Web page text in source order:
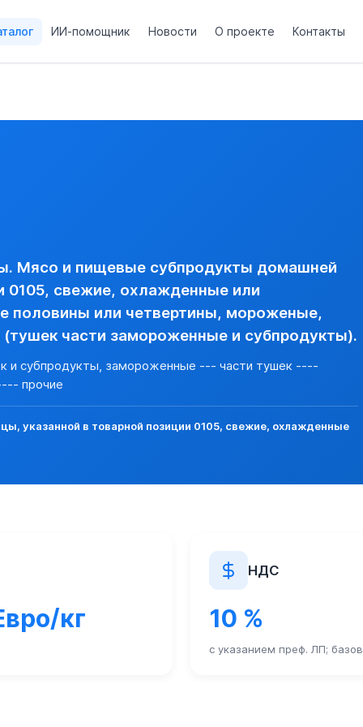
и субпродукты, замороженные --- части тушек ----
ДОМАШНИХ КУР ВИДА GALLUS DOMESTICUS
ИИ-помощник Новости О проекте Контакты
Мясо и пищевые субпродукты домашней
0105, свежие, охлажденные или
половины или четвертины, мороженые,
части замороженные и субпродукты).
и субпродукты, замороженные --- части тушек ----
прочие
указанной в товарной позиции 0105, свежие, охлажденные
кг
НДС
10 %
с указанием преф. ЛП;